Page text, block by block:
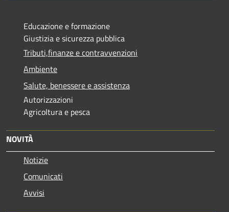
Educazione e formazione
Giustizia e sicurezza pubblica
Tributi,finanze e contravvenzioni
Ambiente
Salute, benessere e assistenza
Autorizzazioni
Agricoltura e pesca
NOVITÀ
Notizie
Comunicati
Avvisi